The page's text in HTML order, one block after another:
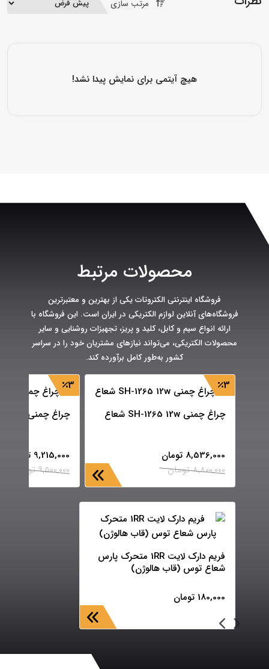
مرتب سازی
هیچ آیتمی برای نمایش پیدا نشد!
محصولات مرتبط
فروشگاه اینترنتی الکتروتات یکی از بهترین و معتبرترین
فروشگاه‌های آنلاین لوازم الکتریکی در ایران است. این فروشگاه با
ارائه انواع سیم و کابل، کلید و پریز، تجهیزات روشنایی و سایر
محصولات الکتریکی، می‌تواند نیازهای مشتریان خود را در سراسر
کشور به‌طور کامل برآورده کند.
3
چراغ چمنی SH-1265 12w شعاع
8,536,000 تومان
8,800,000 تومان
3
چراغ چمنی SH-1268 12w شعاع
9,215,000 تومان
9,500,000 تومان
فریم دارک لایت 1RR متحرک پارس
شعاع توس (قاب هالوژن)
180,000 تومان